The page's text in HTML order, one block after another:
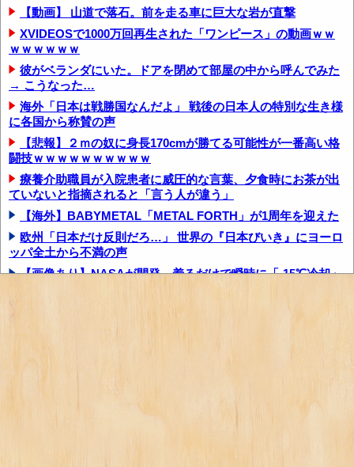
【動画】 山道で落石。前を走る車に巨大な岩が直撃
XVIDEOSで1000万回再生された「ワンピース」の動画ｗｗ
ｗｗｗｗｗｗ
彼がベランダにいた。ドアを閉めて部屋の中から呼んでみた
→ こうなった…
海外「日本は戦勝国なんだよ」 戦後の日本人の特別な生き様
に各国から称賛の声
【悲報】２ｍの奴に身長170cmが勝てる可能性が一番高い格
闘技ｗｗｗｗｗｗｗｗｗｗ
療養介助職員が入院患者に威圧的な言葉、夕食時にお茶が出
ていないと指摘されると「言う人が違う」
【海外】BABYMETAL「METAL FORTH」が1周年を迎えた
欧州「日本だけ反則だろ…」 世界の『日本びいき』にヨーロ
ッパ全土から不満の声
【画像あり】NASAが開発、着るだけで瞬時に「-15℃冷却」
「知らないわよ、この値段なんだから全部いいのが欲しい
の」イチゴ売り場で言い返された話
【朗報】日本のおじいちゃん・おばあちゃん、半数以上が
SNSを使いこなしていたｗｗｗｗｗ
【京都大病院】誤って正常脳幹を摘出された女性､重篤な植
海外「日本の電車旅で最高に気分を上げてくれるものがコ